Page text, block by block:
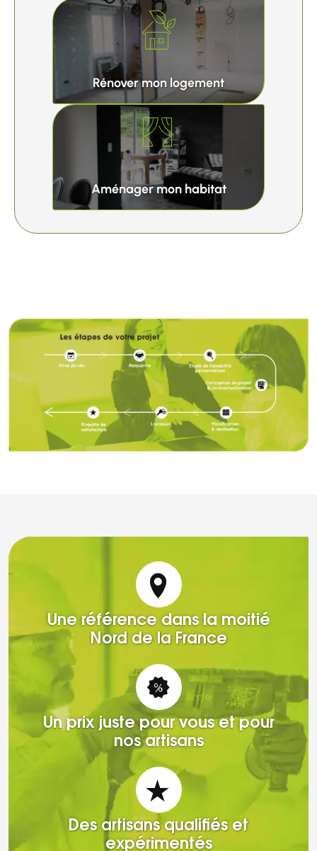
Rénover mon logement
Aménager mon habitat
Une référence dans la moitié
Nord de la France
Un prix juste pour vous et pour
nos artisans
Des artisans qualifiés et
expérimentés